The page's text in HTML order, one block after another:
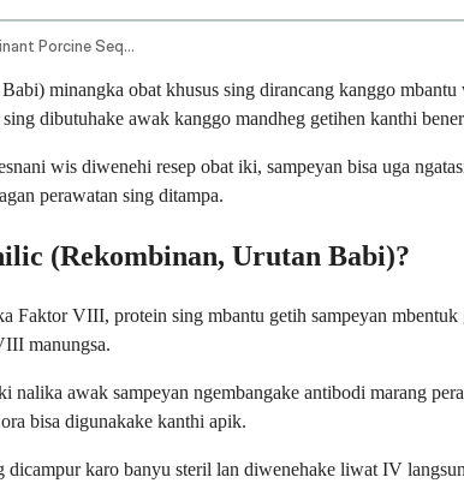
Antihemophilic Factor Recombinant Porcine Sequence Intravenous Route
minangka obat khusus sing dirancang kanggo
dibutuhake awak kanggo mandheg getihen kanthi
wis diwenehi resep obat iki, sampeyan bisa uga
perawatan sing ditampa.
(Rekombinan, Urutan Babi)?
Faktor VIII, protein sing mbantu getih sampeyan
manungsa.
nalika awak sampeyan ngembangake antibodi marang
bisa digunakake kanthi apik.
dicampur karo banyu steril lan diwenehake liwat IV